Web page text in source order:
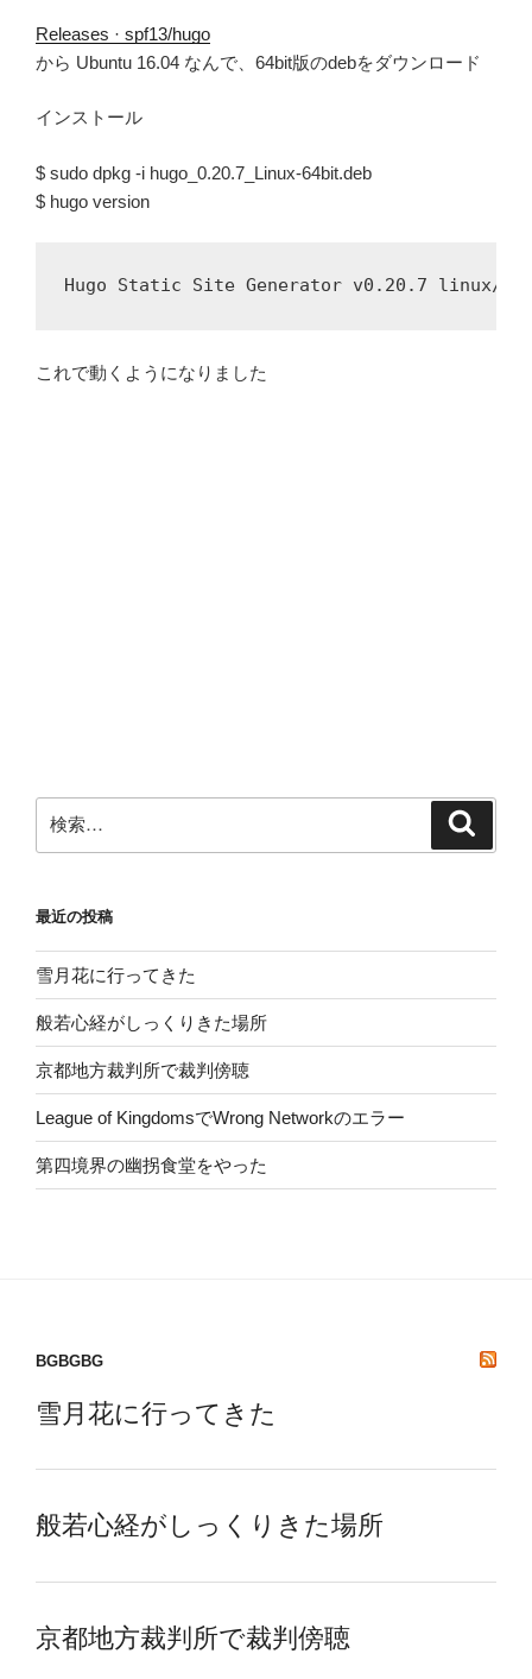
Releases · spf13/hugo
から Ubuntu 16.04 なんで、64bit版のdebをダウンロード
インストール
$ sudo dpkg -i hugo_0.20.7_Linux-64bit.deb
$ hugo version
これで動くようになりました
索:
最近の投稿
雪月花に行ってきた
般若心経がしっくりきた場所
京都地方裁判所で裁判傍聴
League of KingdomsでWrong Networkのエラー
第四境界の幽拐食堂をやった
BGBGBG
雪月花に行ってきた
般若心経がしっくりきた場所
京都地方裁判所で裁判傍聴